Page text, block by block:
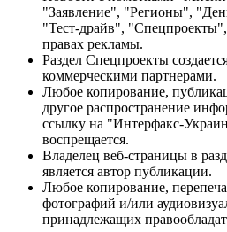
"Заявление", "Регионы",
"Тест-драйв",
правах рекламы.
Раздел Спецпроекты
коммерческими партнерами.
Любое копирование,
другое распространение
ссылку на "Интерфакс-
воспрещается.
Владелец веб-страницы в
является автор публикации.
Любое копирование,
фотографий и/или
принадлежащих